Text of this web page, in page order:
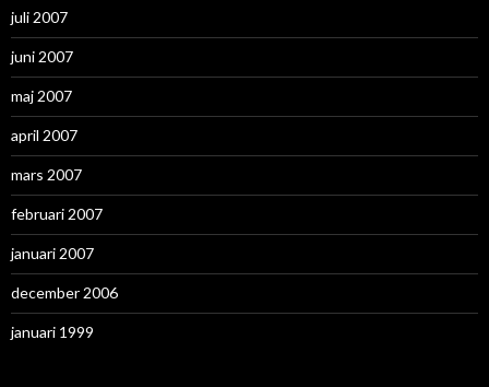
juli 2007
juni 2007
maj 2007
april 2007
mars 2007
februari 2007
januari 2007
december 2006
januari 1999